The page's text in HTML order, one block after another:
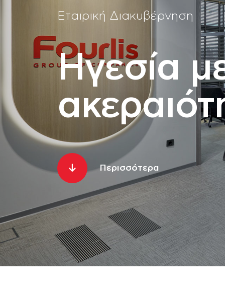
Εταιρική Διακυβέρνηση
Ηγεσία
Περισσότερα